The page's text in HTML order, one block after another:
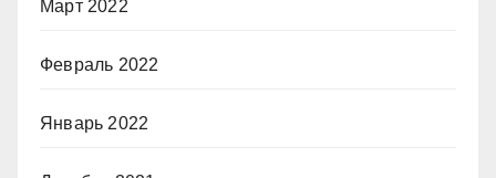
Март 2022
Февраль 2022
Январь 2022